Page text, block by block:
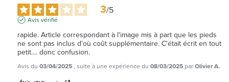
3/5
Avis vérifié
rapide. Article correspondant à l'image mis à part que les pieds
ne sont pas inclus d'où coût supplémentaire. C'était écrit en tout
petit.... donc confusion.
Avis du 03/04/2025, suite à une expérience du 08/03/2025 parOlivier A.